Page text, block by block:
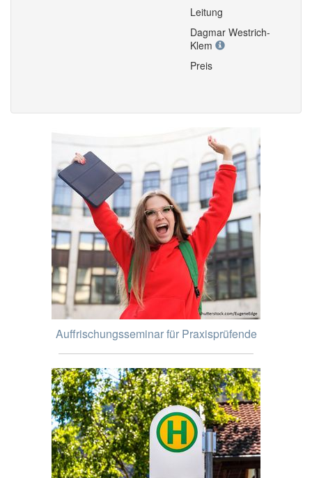
Leitung
Dagmar Westrich-
Klem
Preis
Auffrischungsseminar für Praxisprüfende